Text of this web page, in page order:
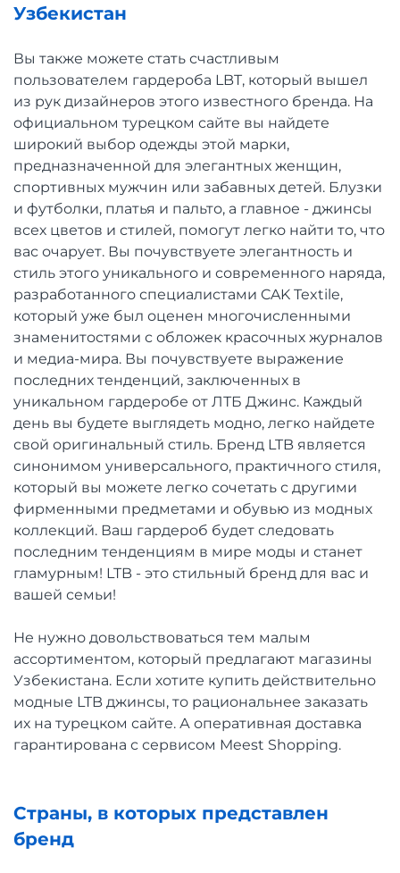
Узбекистан
Вы также можете стать счастливым
пользователем гардероба LBT, который вышел
из рук дизайнеров этого известного бренда. На
официальном турецком сайте вы найдете
широкий выбор одежды этой марки,
предназначенной для элегантных женщин,
спортивных мужчин или забавных детей. Блузки
и футболки, платья и пальто, а главное - джинсы
всех цветов и стилей, помогут легко найти то, что
вас очарует. Вы почувствуете элегантность и
стиль этого уникального и современного наряда,
разработанного специалистами CAK Textile,
который уже был оценен многочисленными
знаменитостями с обложек красочных журналов
и медиа-мира. Вы почувствуете выражение
последних тенденций, заключенных в
уникальном гардеробе от ЛТБ Джинс. Каждый
день вы будете выглядеть модно, легко найдете
свой оригинальный стиль. Бренд LTB является
синонимом универсального, практичного стиля,
который вы можете легко сочетать с другими
фирменными предметами и обувью из модных
коллекций. Ваш гардероб будет следовать
последним тенденциям в мире моды и станет
гламурным! LTB - это стильный бренд для вас и
вашей семьи!
Не нужно довольствоваться тем малым
ассортиментом, который предлагают магазины
Узбекистана. Если хотите купить действительно
модные LTB джинсы, то рациональнее заказать
их на турецком сайте. А оперативная доставка
гарантирована с сервисом Meest Shopping.
Страны, в которых представлен
бренд